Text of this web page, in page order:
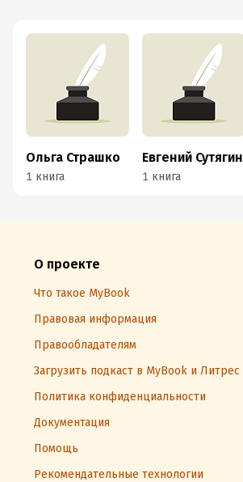
Ольга Страшко
1 книга
Евгений Сутягин
1 книга
О проекте
Что такое MyBook
Правовая информация
Правообладателям
Загрузить подкаст в MyBook и Литрес
Политика конфиденциальности
Документация
Помощь
Рекомендательные технологии